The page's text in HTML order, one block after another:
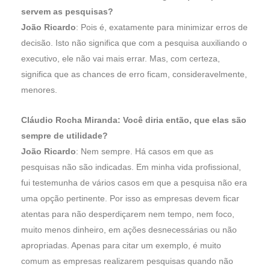
servem as pesquisas?
João Ricardo: Pois é, exatamente para minimizar erros de
decisão. Isto não significa que com a pesquisa auxiliando o
executivo, ele não vai mais errar. Mas, com certeza,
significa que as chances de erro ficam, consideravelmente,
menores.
Cláudio Rocha Miranda: Você diria então, que elas são
sempre de utilidade?
João Ricardo: Nem sempre. Há casos em que as
pesquisas não são indicadas. Em minha vida profissional,
fui testemunha de vários casos em que a pesquisa não era
uma opção pertinente. Por isso as empresas devem ficar
atentas para não desperdiçarem nem tempo, nem foco,
muito menos dinheiro, em ações desnecessárias ou não
apropriadas. Apenas para citar um exemplo, é muito
comum as empresas realizarem pesquisas quando não